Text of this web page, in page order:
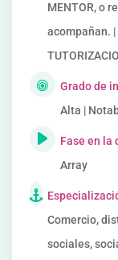
MENTOR, o
acompañan. |
Grado de
Alta |
Fase en la
Array
Comercio,
sociales,